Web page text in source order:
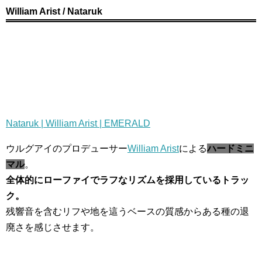
William Arist / Nataruk
Nataruk | William Arist | EMERALD
ウルグアイのプロデューサーWilliam Aristによるハードミニ
マル。
全体的にローファイでラフなリズムを採用しているトラッ
ク。
残響音を含むリフや地を這うベースの質感からある種の退
廃さを感じさせます。